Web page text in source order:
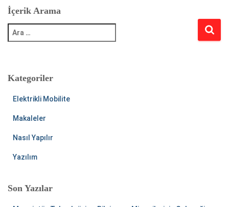
İçerik Arama
:Kategoriler
Elektrikli Mobilite
Makaleler
Nasıl Yapılır
Yazılım
Son Yazılar